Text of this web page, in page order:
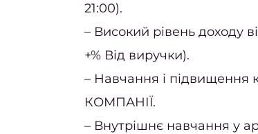
21:00).
– Високий рівень доходу
+% Від виручки).
– Навчання і підвищення
КОМПАНІЇ.
– Внутрішнє навчання у